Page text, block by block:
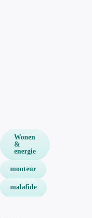
Wonen
&
energie
monteur
malafide